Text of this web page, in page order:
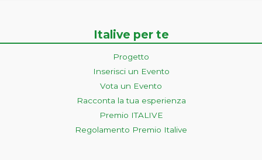
Italive per te
Progetto
Inserisci un Evento
Vota un Evento
Racconta la tua esperienza
Premio ITALIVE
Regolamento Premio Italive